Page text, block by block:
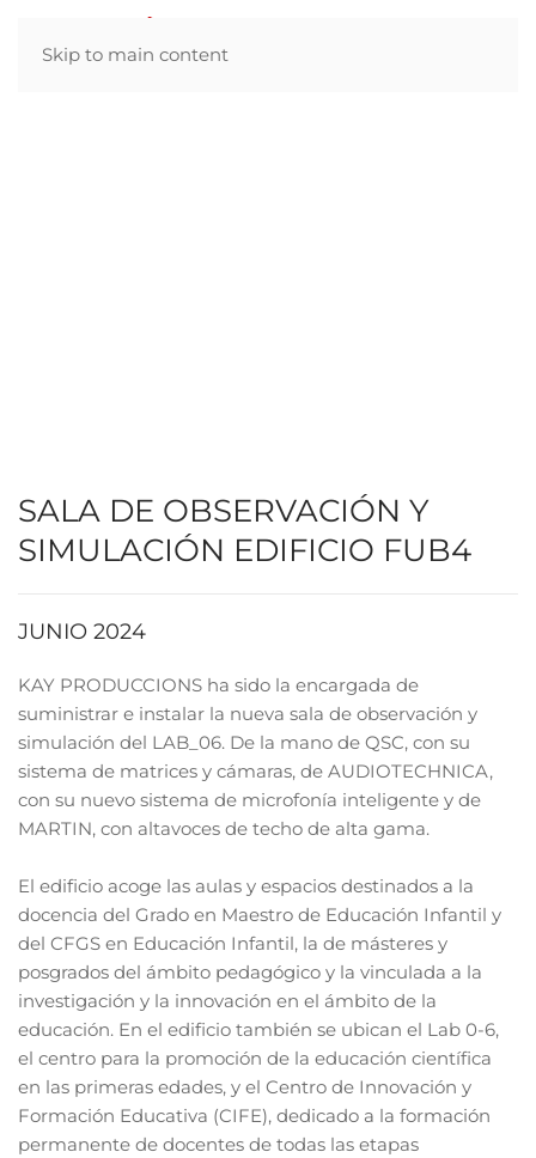
Skip to main content
SALA DE OBSERVACIÓN Y
SIMULACIÓN EDIFICIO FUB4
JUNIO 2024
KAY PRODUCCIONS ha sido la encargada de
suministrar e instalar la nueva sala de observación y
simulación del LAB_06. De la mano de QSC, con su
sistema de matrices y cámaras, de AUDIOTECHNICA,
con su nuevo sistema de microfonía inteligente y de
MARTIN, con altavoces de techo de alta gama.
El edificio acoge las aulas y espacios destinados a la
docencia del Grado en Maestro de Educación Infantil y
del CFGS en Educación Infantil, la de másteres y
posgrados del ámbito pedagógico y la vinculada a la
investigación y la innovación en el ámbito de la
educación. En el edificio también se ubican el Lab 0-6,
el centro para la promoción de la educación científica
en las primeras edades, y el Centro de Innovación y
Formación Educativa (CIFE), dedicado a la formación
permanente de docentes de todas las etapas